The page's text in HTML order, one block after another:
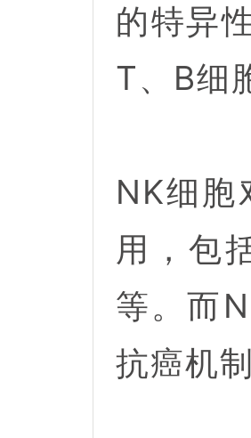
的特异
T、B细
NK细胞
用，包
等。而
抗癌机